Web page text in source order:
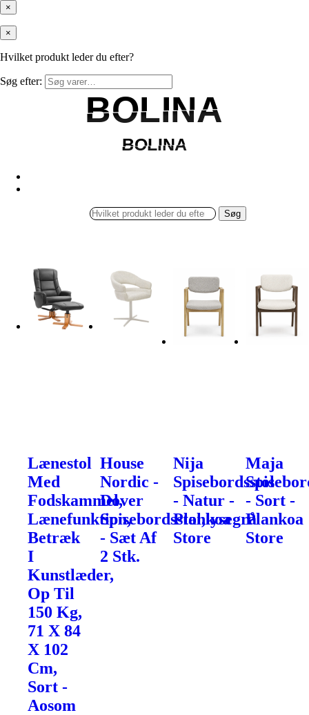
×
×
Hvilket produkt leder du efter?
Søg efter:
BOLINA
BOLINA
BOLINA
BOLINA
Søg
Lænestol
Med
Fodskammel,
Lænefunktion,
Betræk
I
Kunstlæder,
Op Til
150 Kg,
71 X 84
X 102
Cm,
Sort -
Aosom
House
Nordic -
Dover
Spisebordsstol,lysegrå
- Sæt Af
2 Stk.
Nija
Spisebordsstol
- Natur -
Plankoa
Store
Maja
- Sort -
Plankoa
Store